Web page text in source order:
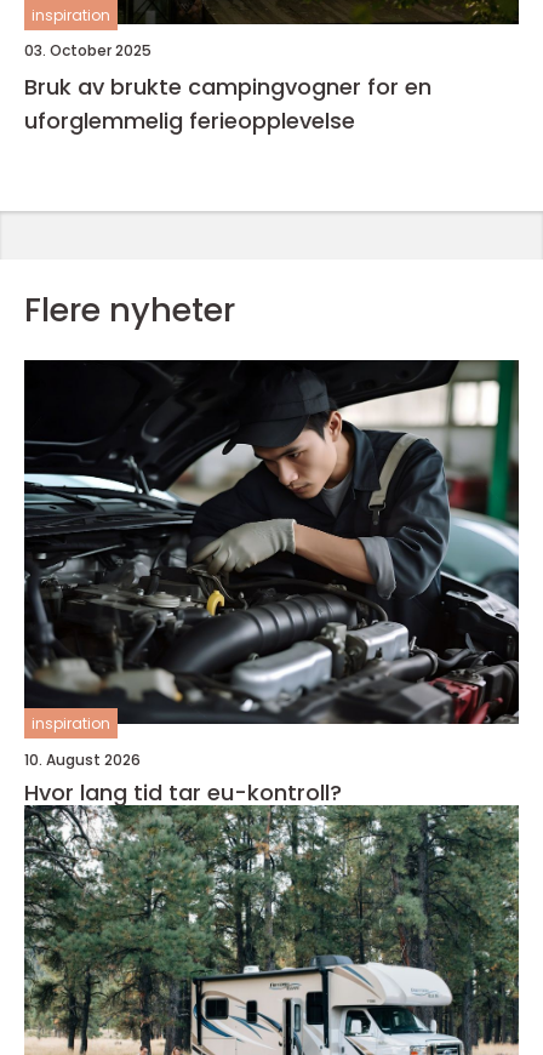
inspiration
03. October 2025
Bruk av brukte campingvogner for en
uforglemmelig ferieopplevelse
Flere nyheter
inspiration
10. August 2026
Hvor lang tid tar eu-kontroll?